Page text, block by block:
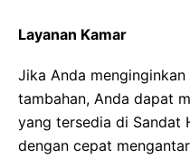
Layanan Kamar
Jika Anda
tambahan, Anda dapat
yang tersedia di Sandat
dengan cepat